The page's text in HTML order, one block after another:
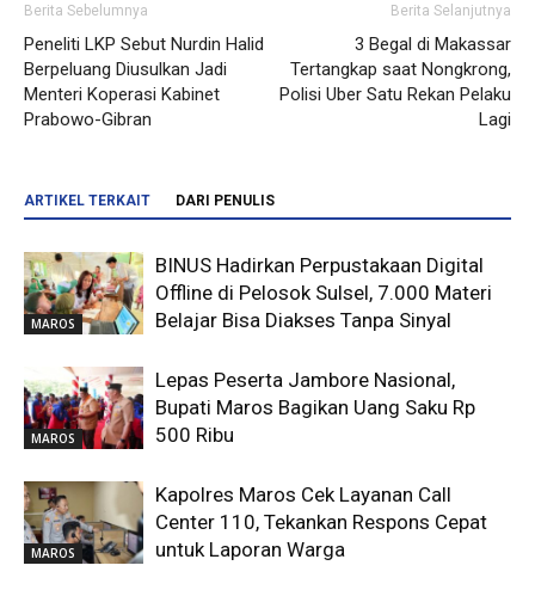
Berita Sebelumnya
Peneliti LKP Sebut Nurdin Halid
Berpeluang Diusulkan Jadi
Menteri Koperasi Kabinet
Prabowo-Gibran
Berita Selanjutnya
3 Begal di Makassar
Tertangkap saat Nongkrong,
Polisi Uber Satu Rekan Pelaku
Lagi
ARTIKEL TERKAIT DARI PENULIS
MAROS
BINUS Hadirkan Perpustakaan Digital
Offline di Pelosok Sulsel, 7.000 Materi
Belajar Bisa Diakses Tanpa Sinyal
MAROS
Lepas Peserta Jambore Nasional,
Bupati Maros Bagikan Uang Saku Rp
500 Ribu
MAROS
Kapolres Maros Cek Layanan Call
Center 110, Tekankan Respons Cepat
untuk Laporan Warga